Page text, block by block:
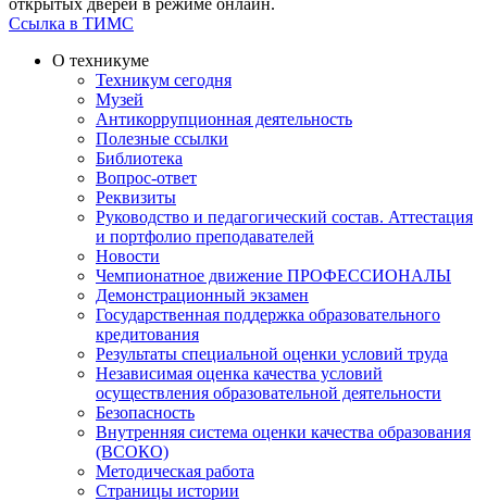
Ссылка в ТИМС
О техникуме
Техникум сегодня
Музей
Антикоррупционная деятельность
Полезные ссылки
Библиотека
Вопрос-ответ
Реквизиты
Руководство и педагогический состав. Аттестация
и портфолио преподавателей
Новости
Чемпионатное движение ПРОФЕССИОНАЛЫ
Демонстрационный экзамен
Государственная поддержка образовательного
кредитования
Результаты специальной оценки условий труда
Независимая оценка качества условий
осуществления образовательной деятельности
Безопасность
Внутренняя система оценки качества образования
(ВСОКО)
Методическая работа
Страницы истории